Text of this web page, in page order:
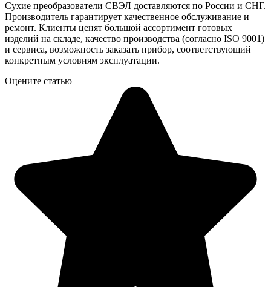
Сухие преобразователи СВЭЛ доставляются по России и СНГ.
Производитель гарантирует качественное обслуживание и
ремонт. Клиенты ценят большой ассортимент готовых
изделий на складе, качество производства (согласно ISO 9001)
и сервиса, возможность заказать прибор, соответствующий
конкретным условиям эксплуатации.
Оцените статью